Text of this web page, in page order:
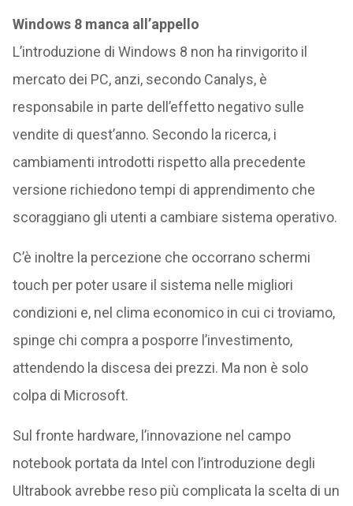
Windows 8 manca all’appello
L’introduzione di Windows 8 non ha rinvigorito il
mercato dei PC, anzi, secondo Canalys, è
responsabile in parte dell’effetto negativo sulle
vendite di quest’anno. Secondo la ricerca, i
cambiamenti introdotti rispetto alla precedente
versione richiedono tempi di apprendimento che
scoraggiano gli utenti a cambiare sistema operativo.
C’è inoltre la percezione che occorrano schermi
touch per poter usare il sistema nelle migliori
condizioni e, nel clima economico in cui ci troviamo,
spinge chi compra a posporre l’investimento,
attendendo la discesa dei prezzi. Ma non è solo
colpa di Microsoft.
Sul fronte hardware, l’innovazione nel campo
notebook portata da Intel con l’introduzione degli
Ultrabook avrebbe reso più complicata la scelta di un